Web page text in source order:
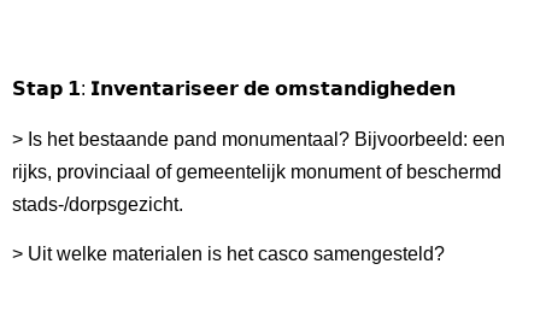
𝗦𝘁𝗮𝗽 𝟭: 𝗜𝗻𝘃𝗲𝗻𝘁𝗮𝗿𝗶𝘀𝗲𝗲𝗿 𝗱𝗲 𝗼𝗺𝘀𝘁𝗮𝗻𝗱𝗶𝗴𝗵𝗲𝗱𝗲𝗻
> Is het bestaande pand monumentaal? Bijvoorbeeld: een
rijks, provinciaal of gemeentelijk monument of beschermd
stads-/dorpsgezicht.
> Uit welke materialen is het casco samengesteld?